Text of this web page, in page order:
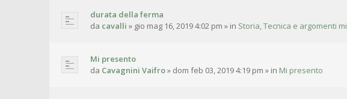
durata della ferma
da cavalli » gio mag 16, 2019 4:02 pm » in Storia, Tecnica e argomenti
Mi presento
da Cavagnini Vaifro» dom feb 03, 2019 4:19 pm » in Mi presento